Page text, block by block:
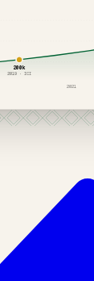
200 k
2019· ICI
2021